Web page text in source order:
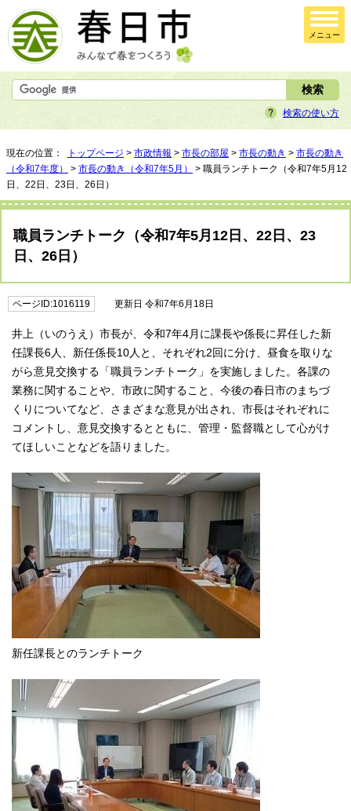
メニュー
検索の使い方
現在の位置： トップページ > 市政情報 > 市長の部屋 > 市長の動き > 市長の動き
（令和7年度）
> 市長の動き（令和7年5月）
> 職員ランチトーク（令和7年5月12
日、22日、23日、26日）
職員ランチトーク（令和7年5月12日、22日、23
日、26日）
ページID:1016119 更新日 令和7年6月18日
井上（いのうえ）市長が、令和7年4月に課長や係長に昇任した新
任課長6人、新任係長10人と、それぞれ2回に分け、昼食を取りな
がら意見交換する「職員ランチトーク」を実施しました。各課の
業務に関することや、市政に関すること、今後の春日市のまちづ
くりについてなど、さまざまな意見が出され、市長はそれぞれに
コメントし、意見交換するとともに、管理・監督職として心がけ
てほしいことなどを語りました。
新任課長とのランチトーク